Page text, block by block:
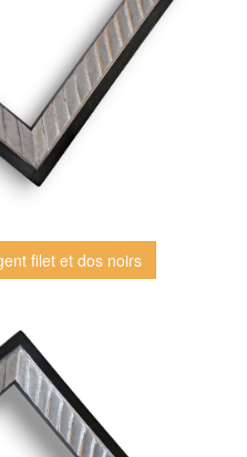
filet et dos noirs